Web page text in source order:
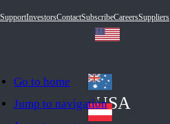
Go to home
Jump to navigation
SupportInvestorsContactSubscribeCareersSuppliers
USA
Au
str